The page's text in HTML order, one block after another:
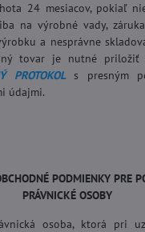
24 mesiacov, pokiaľ
na výrobné vady,
a nesprávne
tovar je nutné
PROTOKOLs presným
údajmi.
PODMIENKY PRE
PRÁVNICKÉ OSOBY
osoba, ktorá pri